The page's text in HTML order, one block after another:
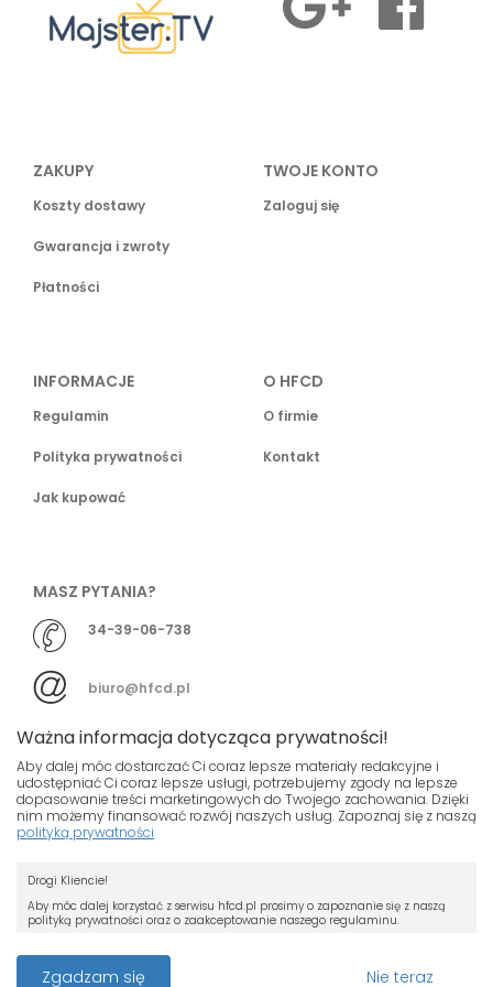
ZAKUPY
Koszty dostawy
Gwarancja i zwroty
Płatności
TWOJE KONTO
Zaloguj się
INFORMACJE
Regulamin
Polityka prywatności
Jak kupować
O HFCD
O firmie
Kontakt
MASZ PYTANIA?
34-39-06-738
biuro@hfcd.pl
© HFCD - HF Centrum Dystrybucyjne- Wszelkie prawa
zapisywane na Twoim dysku zmień
ustawienia swojej przeglądarki.
Przeczytaj więcej o cookies
Ważna informacja dotycząca prywatności!
Aby dalej móc dostarczać Ci coraz lepsze materiały redakcyjne i
udostępniać Ci coraz lepsze usługi, potrzebujemy zgody na lepsze
dopasowanie treści marketingowych do Twojego zachowania. Dzięki
nim możemy finansować rozwój naszych usług. Zapoznaj się z naszą
polityką prywatności
Drogi Kliencie!
Aby móc dalej korzystać z serwisu hfcd.pl prosimy o zapoznanie się z naszą
polityką prywatności oraz o zaakceptowanie naszego regulaminu.
Z dniem 25 maja 2018 r. rozpoczyna obowiązywanie Rozporządzenie
Zgadzam się Nie teraz